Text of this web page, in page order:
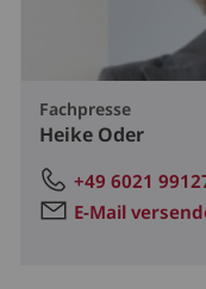
Fachpresse
Heike Oder
+49 6021
E-Mail